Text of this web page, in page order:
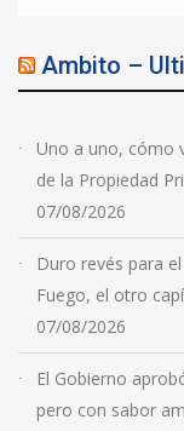
Ambito –
Uno a uno, cómo
de la Propiedad
07/08/2026
Duro revés para
Fuego, el otro
07/08/2026
El Gobierno
pero con sabor